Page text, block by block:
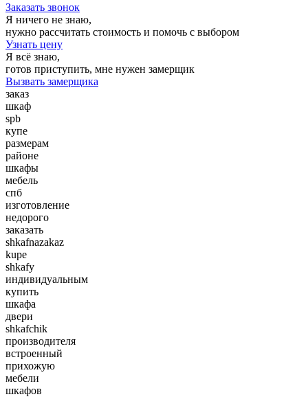
Заказать звонок
Я ничего не знаю,
нужно рассчитать стоимость и помочь с выбором
Узнать цену
Я всё знаю,
готов приступить, мне нужен замерщик
Вызвать замерщика
заказ
шкаф
spb
купе
размерам
районе
шкафы
мебель
спб
изготовление
недорого
заказать
shkafnazakaz
kupe
shkafy
индивидуальным
купить
шкафа
двери
shkafchik
производителя
встроенный
прихожую
мебели
шкафов